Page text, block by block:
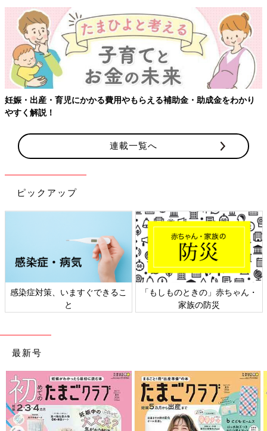
育児にかかる費用やもらえる補助金・助成金をわかり
【ワクチ
連載一覧へ
ピックアップ
対策、いますぐできるこ
「もしものときの」赤ちゃん・
家族の防災
日本
最新号